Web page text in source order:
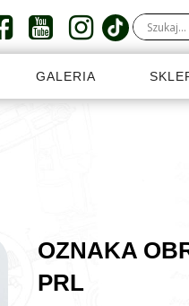
GALERIA
OZNAKA
PRL